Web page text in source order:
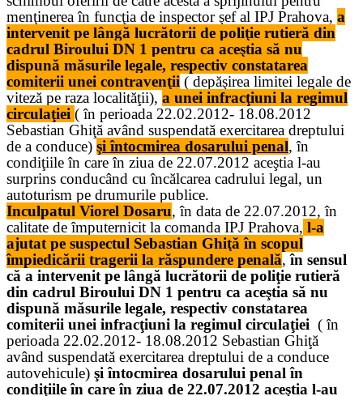
menţinerea în funcţia de inspector şef al IPJ Prahova, a
intervenit pe lângă lucrătorii de poliţie rutieră din
cadrul Biroului DN 1 pentru ca aceştia să nu
dispună măsurile legale, respectiv constatarea
comiterii unei contravenţii ( depăşirea limitei legale de
viteză pe raza localităţii), a unei infracţiuni la regimul
circulaţiei ( în perioada 22.02.2012- 18.08.2012
Sebastian Ghiţă având suspendată exercitarea dreptului
de a conduce) şi întocmirea dosarului penal, în
condiţiile în care în ziua de 22.07.2012 aceştia l-au
surprins conducând cu încălcarea cadrului legal, un
autoturism pe drumurile publice.
Inculpatul Viorel Dosaru, în data de 22.07.2012, în
calitate de împuternicit la comanda IPJ Prahova, l-a
ajutat pe suspectul Sebastian Ghiţă în scopul
împiedicării tragerii la răspundere penală,în sensul
că a intervenit pe lângă lucrătorii de poliţie rutieră
din cadrul Biroului DN 1 pentru ca aceştia să nu
dispună măsurile legale, respectiv constatarea
comiterii unei infracţiuni la regimul circulaţiei ( în
perioada 22.02.2012- 18.08.2012 Sebastian Ghiţă
având suspendată exercitarea dreptului de a conduce
autovehicule) şi întocmirea dosarului penal în
condiţiile în care în ziua de 22.07.2012 aceştia l-au